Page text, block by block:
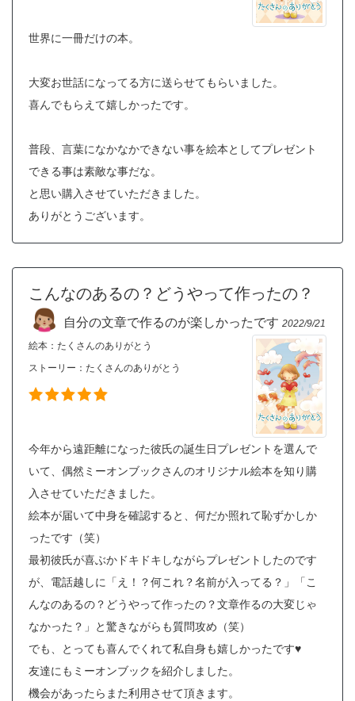
世界に一冊だけの本。
大変お世話になってる方に送らせてもらいました。
喜んでもらえて嬉しかったです。
普段、言葉になかなかできない事を絵本としてプレゼント
できる事は素敵な事だな。
と思い購入させていただきました。
ありがとうございます。
こんなのあるの？どうやって作ったの？
自分の文章で作るのが楽しかったです 2022/9/21
絵本：たくさんのありがとう
ストーリー： たくさんのありがとう
今年から遠距離になった彼氏の誕生日プレゼントを選んで
いて、偶然ミーオンブックさんのオリジナル絵本を知り購
入させていただきました。
絵本が届いて中身を確認すると、何だか照れて恥ずかしか
ったです（笑）
最初彼氏が喜ぶかドキドキしながらプレゼントしたのです
が、電話越しに「え！？何これ？名前が入ってる？」「こ
んなのあるの？どうやって作ったの？文章作るの大変じゃ
なかった？」と驚きながらも質問攻め（笑）
でも、とっても喜んでくれて私自身も嬉しかったです♥
友達にもミーオンブックを紹介しました。
機会があったらまた利用させて頂きます。